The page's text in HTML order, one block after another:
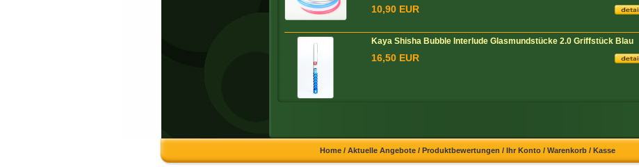
10,90 EUR
Kaya Shisha Bubble Interlude Glasmundstücke 2.0 Griffstück Blau
16,50 EUR
Home/ Aktuelle Angebote/ Produktbewertungen / Ihr Konto/ Warenkorb/ Kasse